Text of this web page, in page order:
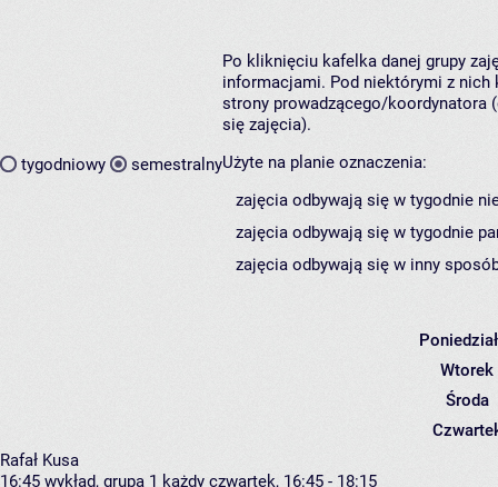
tygodniowy semestralny
Po kliknięciu kafelka danej grupy
informacjami. Pod niektórymi z nich
strony prowadzącego/koordynatora
się zajęcia).
Użyte na planie oznaczenia:
zajęcia odbywają się w tygodnie
zajęcia odbywają się w tygodnie
zajęcia odbywają się w inny
Wtorek
Środa
Rafał Kusa
16:45 wykład, grupa 1 każdy czwartek, 16:45 - 18:15